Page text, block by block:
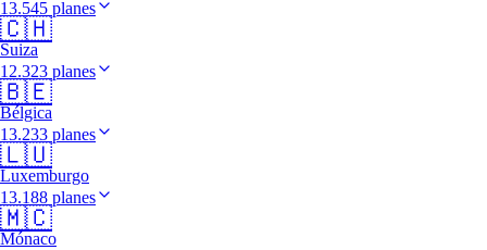
13.545 planes
🇨🇭
Suiza
12.323 planes
🇧🇪
Bélgica
13.233 planes
🇱🇺
Luxemburgo
13.188 planes
🇲🇨
Mónaco